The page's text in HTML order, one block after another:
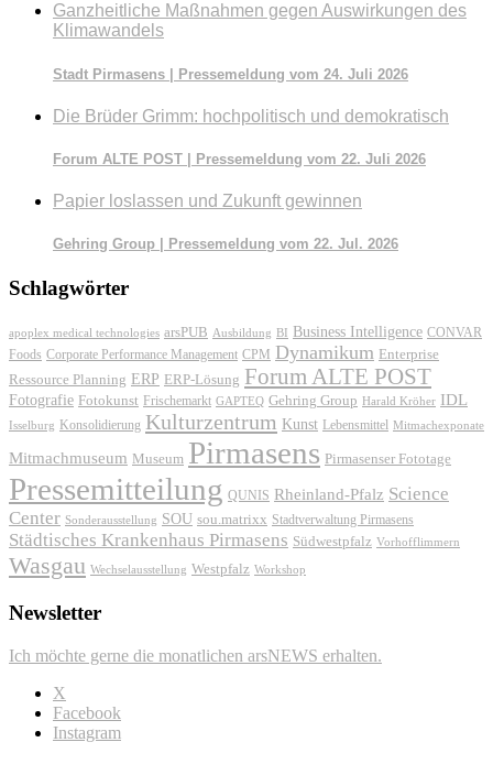
Ganzheitliche Maßnahmen gegen Auswirkungen des
Klimawandels
Stadt Pirmasens | Pressemeldung vom 24. Juli 2026
Die Brüder Grimm: hochpolitisch und demokratisch
Forum ALTE POST | Pressemeldung vom 22. Juli 2026
Papier loslassen und Zukunft gewinnen
Gehring Group | Pressemeldung vom 22. Jul. 2026
Schlagwörter
apoplex medical technologies arsPUB Ausbildung BI Business Intelligence CONVAR
Foods Corporate Performance Management CPM Dynamikum Enterprise
Ressource Planning ERP ERP-Lösung Forum ALTE POST
Fotografie Fotokunst Frischemarkt GAPTEQ Gehring Group Harald Kröher IDL
Isselburg Konsolidierung Kulturzentrum Kunst Lebensmittel Mitmachexponate
Mitmachmuseum Museum Pirmasens Pirmasenser Fototage
Pressemitteilung QUNIS Rheinland-Pfalz Science
Center Sonderausstellung SOU sou.matrixx Stadtverwaltung Pirmasens
Städtisches Krankenhaus Pirmasens Südwestpfalz Vorhofflimmern
Wasgau Wechselausstellung Westpfalz Workshop
Newsletter
Ich möchte gerne die monatlichen arsNEWS erhalten.
X
Facebook
Instagram